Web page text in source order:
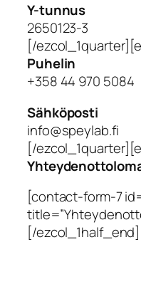
Y-tunnus
2650123-3
[/
Puhelin
+358 44 970 5084
Sähköposti
info@speylab.fi
[/
[contact-form-7
[/ezcol_1half_end]